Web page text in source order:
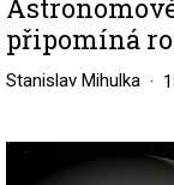
připomíná
Stanislav Mihulka
Image